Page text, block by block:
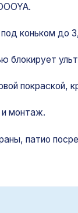
коньком до
блокирует
и монтаж.
патио